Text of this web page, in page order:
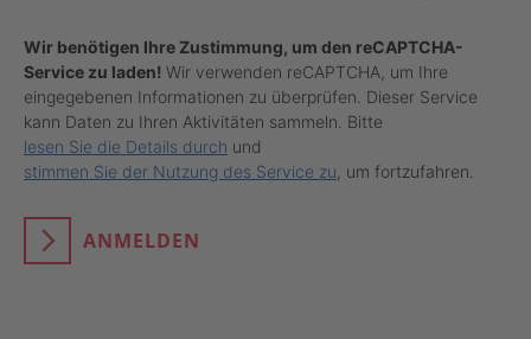
Wir benötigen Ihre Zustimmung, um den reCAPTCHA-
Service zu laden! Wir verwenden reCAPTCHA, um Ihre
eingegebenen Informationen zu überprüfen. Dieser Service
kann Daten zu Ihren Aktivitäten sammeln. Bitte
lesen Sie die Details durch und
stimmen Sie der Nutzung des Service zu , um fortzufahren.
ANMELDEN